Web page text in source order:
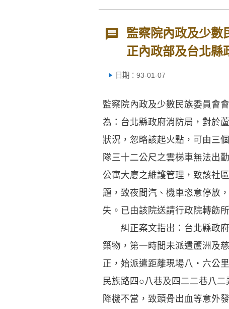
監察院內政及少數
正內政部及台北縣
日期：93-01-07
監察院內政及少數民族委員會
為：台北縣政府消防局，對於
狀況，忽略該起火點，可由三
隊三十二公尺之雲梯車無法出
公寓大廈之維護管理，致該社
題，致夜間汽、機車恣意停放
失。已由該院送請行政院轉飭
糾正案文指出：台北縣政府
築物，第一時間未派遣蘆洲及
正，始派遣距離現場八‧六公
民族路四○八巷及四二二巷八
降機不當，致頭骨出血等意外